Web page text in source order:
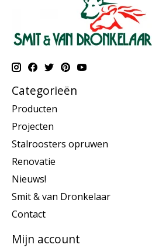
Categorieën
Producten
Projecten
Stalroosters opruwen
Renovatie
Nieuws!
Smit & van Dronkelaar
Contact
Mijn account